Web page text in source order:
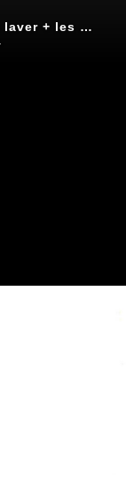
Rencontre avec des ainées "se laver + les déchets"